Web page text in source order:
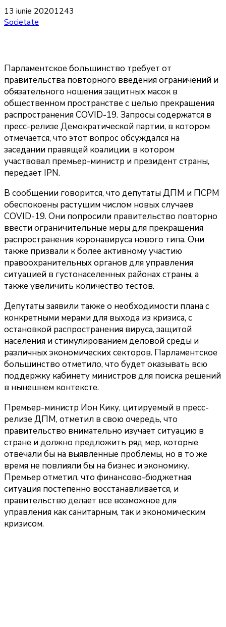
13 iunie 20201243
Societate
Парламентское большинство требует от
правительства повторного введения ограничений и
обязательного ношения защитных масок в
общественном пространстве с целью прекращения
распространения COVID-19. Запросы содержатся в
пресс-релизе Демократической партии, в котором
отмечается, что этот вопрос обсуждался на
заседании правящей коалиции, в котором
участвовал премьер-министр и президент страны,
передает IPN.
В сообщении говорится, что депутаты ДПМ и ПСРМ
обеспокоены растущим числом новых случаев
COVID-19. Они попросили правительство повторно
ввести ограничительные меры для прекращения
распространения коронавируса нового типа. Они
также призвали к более активному участию
правоохранительных органов для управления
ситуацией в густонаселенных районах страны, а
также увеличить количество тестов.
Депутаты заявили также о необходимости плана с
конкретными мерами для выхода из кризиса, с
остановкой распространения вируса, защитой
населения и стимулированием деловой среды и
различных экономических секторов. Парламентское
большинство отметило, что будет оказывать всю
поддержку кабинету министров для поиска решений
в нынешнем контексте.
Премьер-министр Ион Кику, цитируемый в пресс-
релизе ДПМ, отметил в свою очередь, что
правительство внимательно изучает ситуацию в
стране и должно предложить ряд мер, которые
отвечали бы на выявленные проблемы, но в то же
время не повлияли бы на бизнес и экономику.
Премьер отметил, что финансово-бюджетная
ситуация постепенно восстанавливается, и
правительство делает все возможное для
управления как санитарным, так и экономическим
кризисом.